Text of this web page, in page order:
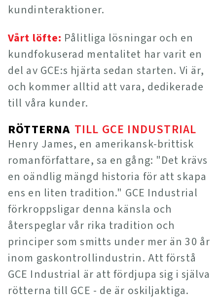
kundinteraktioner.
Vårt löfte: Pålitliga lösningar och en
kundfokuserad mentalitet har varit en
del av GCE:s hjärta sedan starten. Vi är,
och kommer alltid att vara, dedikerade
till våra kunder.
RÖTTERNA TILL GCE INDUSTRIAL
Henry James, en amerikansk-brittisk
romanförfattare, sa en gång: "Det krävs
en oändlig mängd historia för att skapa
ens en liten tradition." GCE Industrial
förkroppsligar denna känsla och
återspeglar vår rika tradition och
principer som smitts under mer än 30 år
inom gaskontrollindustrin. Att förstå
GCE Industrial är att fördjupa sig i själva
rötterna till GCE - de är oskiljaktiga.